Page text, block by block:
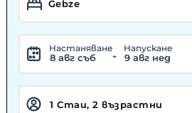
Hастаняване
8 авг съб -
Hапускане
9 авг нед